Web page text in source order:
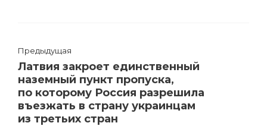
Предыдущая
Латвия закроет единственный
наземный пункт пропуска,
по которому Россия разрешила
въезжать в страну украинцам
из третьих стран